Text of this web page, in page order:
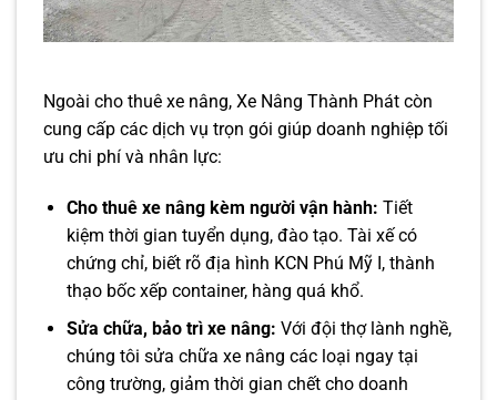
Ngoài cho thuê xe nâng, Xe Nâng Thành Phát còn
cung cấp các dịch vụ trọn gói giúp doanh nghiệp tối
ưu chi phí và nhân lực:
Cho thuê xe nâng kèm người vận hành: Tiết
kiệm thời gian tuyển dụng, đào tạo. Tài xế có
chứng chỉ, biết rõ địa hình KCN Phú Mỹ I, thành
thạo bốc xếp container, hàng quá khổ.
Sửa chữa, bảo trì xe nâng: Với đội thợ lành nghề,
chúng tôi sửa chữa xe nâng các loại ngay tại
công trường, giảm thời gian chết cho doanh